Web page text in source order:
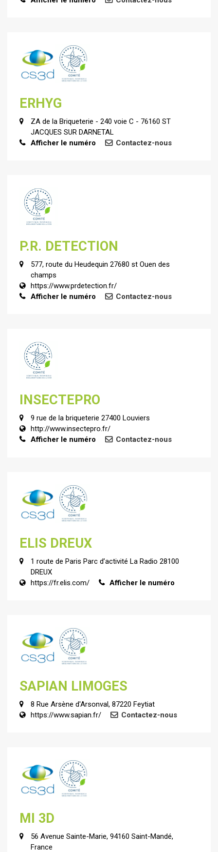
ERHYG
ZA de la Briqueterie - 240 voie C - 76160 ST
JACQUES SUR DARNETAL
Afficher le numéro
Contactez-nous
P.R. DETECTION
577, route du Heudequin 27680 st Ouen des
champs
https://www.prdetection.fr/
Afficher le numéro
Contactez-nous
INSECTEPRO
9 rue de la briqueterie 27400 Louviers
http://www.insectepro.fr/
Afficher le numéro
Contactez-nous
ELIS DREUX
1 route de Paris Parc d’activité La Radio 28100
DREUX
https://fr.elis.com/
Afficher le numéro
SAPIAN LIMOGES
8 Rue Arsène d'Arsonval, 87220 Feytiat
https://www.sapian.fr/
Contactez-nous
MI 3D
56 Avenue Sainte-Marie, 94160 Saint-Mandé,
France